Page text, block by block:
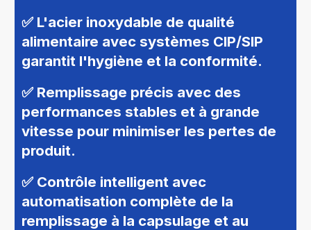
✅ L'acier inoxydable de qualité
alimentaire avec systèmes CIP/SIP
garantit l'hygiène et la conformité.
✅ Remplissage précis avec des
performances stables et à grande
vitesse pour minimiser les pertes de
produit.
✅ Contrôle intelligent avec
automatisation complète de la
remplissage à la capsulage et au